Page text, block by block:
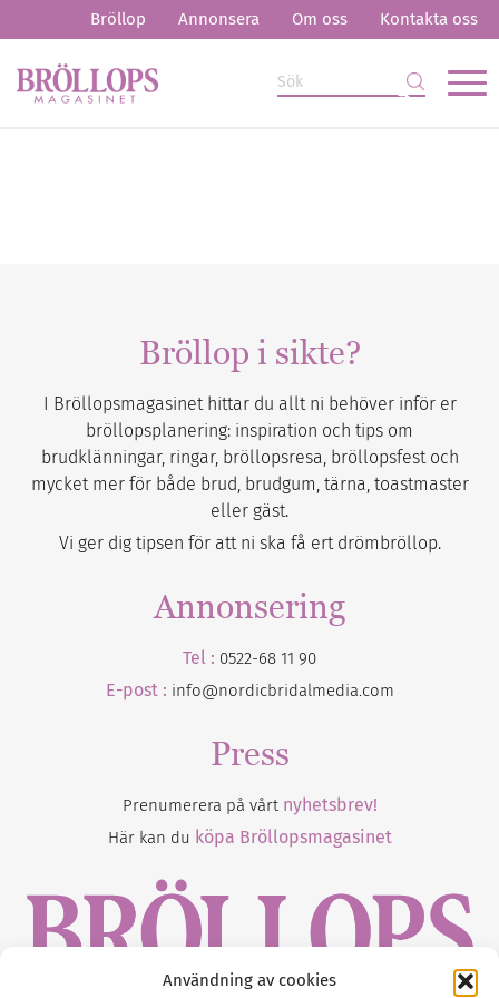
Användning av cookies
Bröllop Annonsera Om oss Kontakta oss
Bröllop i sikte?
I Bröllopsmagasinet hittar du allt ni behöver inför er
bröllopsplanering: inspiration och tips om
brudklänningar, ringar, bröllopsresa, bröllopsfest och
mycket mer för både brud, brudgum, tärna, toastmaster
eller gäst.
Vi ger dig tipsen för att ni ska få ert drömbröllop.
Annonsering
Tel : 0522-68 11 90
E-post : info@nordicbridalmedia.com
Press
Prenumerera på vårt nyhetsbrev!
Här kan du köpa Bröllopsmagasinet